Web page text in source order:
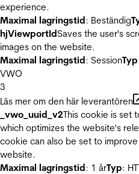
experience.
Maximal lagringstid: Beständig
hjViewportIdSaves the user's
images on the website.
Maximal lagringstid: SessionTyp
VWO
3
Läs mer om den här leverantören
_vwo_uuid_v2This cookie is set
which optimizes the website's
cookie can also be set to
website.
Maximal lagringstid: 1 årTyp: